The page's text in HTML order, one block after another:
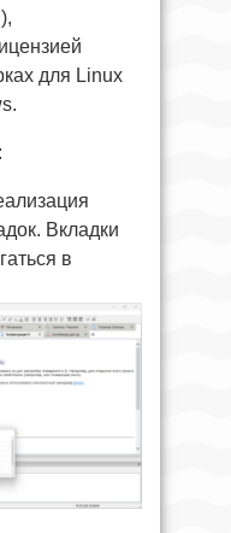
для Linux
Вкладки
в